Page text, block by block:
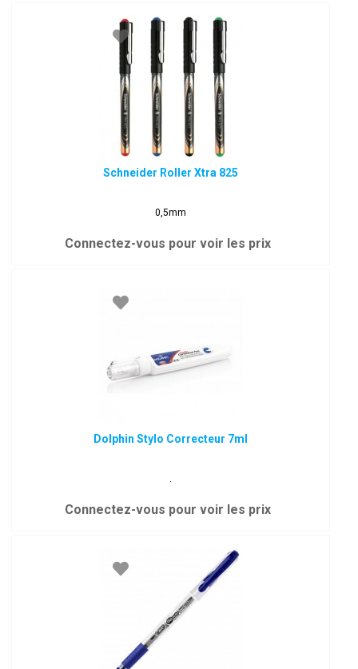
Schneider Roller Xtra 825
0,5mm
Connectez-vous pour voir les prix
Dolphin Stylo Correcteur 7ml
.
Connectez-vous pour voir les prix